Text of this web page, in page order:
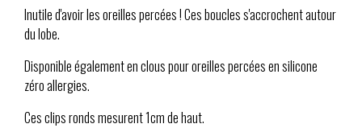
Inutile d'avoir les oreilles percées ! Ces boucles s'accrochent autour
du lobe.
Disponible également en clous pour oreilles percées en silicone
zéro allergies.
Ces clips ronds mesurent 1cm de haut.